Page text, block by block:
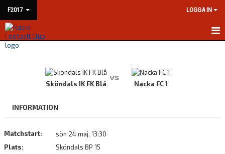
F2017 LOGGA IN
HEM
MATCHER
TRUPPEN
Sköndals IK FK Blå
vs
Nacka FC 1
INFORMATION
Matchstart:
sön 24 maj, 13:30
Plats:
Sköndals BP 15